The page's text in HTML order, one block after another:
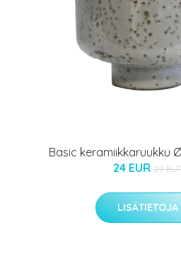
Basic keramiikkaruukku
24 EUR 29
LISÄTIETOJA